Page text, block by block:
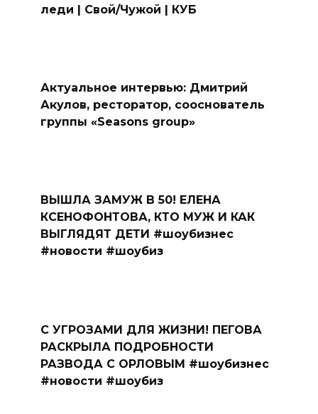
леди | Свой/Чужой | КУБ
Актуальное интервью: Дмитрий
Акулов, ресторатор, сооснователь
группы «Seasons group»
ВЫШЛА ЗАМУЖ В 50! ЕЛЕНА
КСЕНОФОНТОВА, КТО МУЖ И КАК
ВЫГЛЯДЯТ ДЕТИ #шоубизнес
#новости #шоубиз
С УГРОЗАМИ ДЛЯ ЖИЗНИ! ПЕГОВА
РАСКРЫЛА ПОДРОБНОСТИ
РАЗВОДА С ОРЛОВЫМ #шоубизнес
#новости #шоубиз